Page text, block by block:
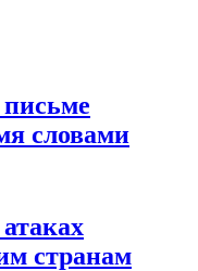
словами
странам